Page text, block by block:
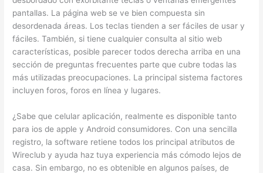
pantallas. La página web se ve bien compuesta sin
desordenada áreas. Los teclas tienden a ser fáciles de usar y
fáciles. También, si tiene cualquier consulta al sitio web
características, posible parecer todos derecha arriba en una
sección de preguntas frecuentes parte que cubre todas las
más utilizadas preocupaciones. La principal sistema factores
incluyen foros, foros en línea y lugares.
¿Sabe que celular aplicación, realmente es disponible tanto
para ios de apple y Android consumidores. Con una sencilla
registro, la software retiene todos los principal atributos de
Wireclub y ayuda haz tuya experiencia más cómodo lejos de
casa. Sin embargo, no es obtenible en algunos países, de